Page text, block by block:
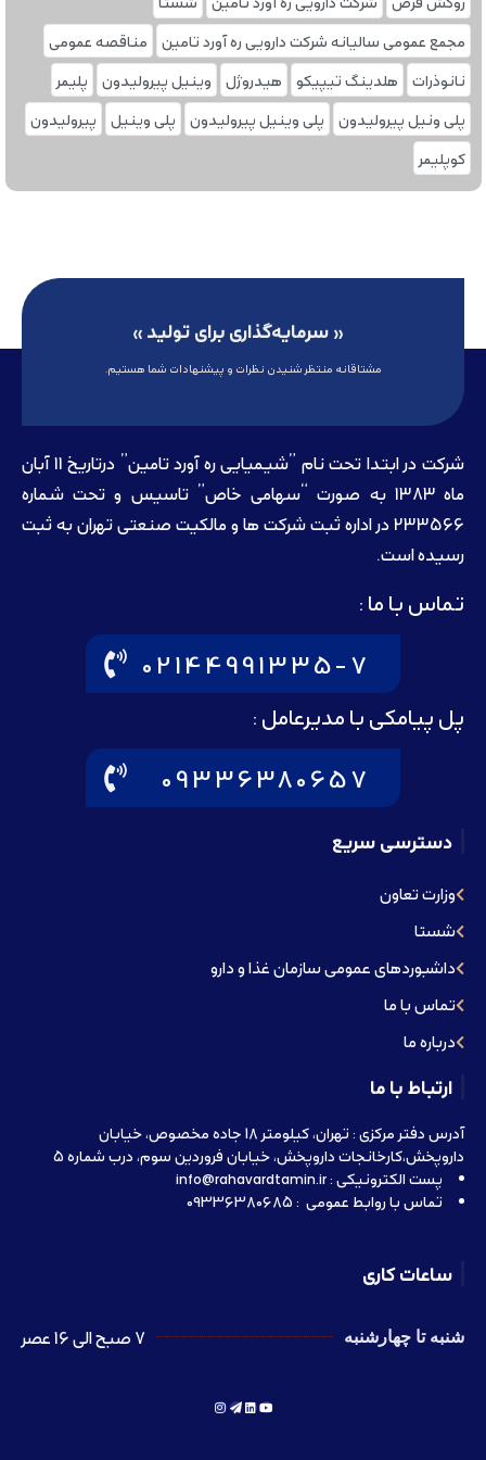
مجمع عمومی سالیانه شرکت دارویی ره آورد تامین
مناقصه عمومی
نانوذرات
هلدینگ تیپیکو هیدروژل وینیل پیرولیدون
پلیمر
پلی ونیل پیرولیدون
پلی وینیل پیرولیدون پلی‌ وینیل
پیرولیدون
کوپلیمر
« سرمایه‌گذاری برای تولید »
مشتاقانه منتظر شنیدن نظرات و پیشنهادات شما هستیم.
شرکت در ابتدا تحت نام ”شیمیایی ره آورد تامين” درتاريخ 11 آبان
ماه 1383 به صورت “سهامی خاص” تاسيس و تحت شماره
233566 در اداره ثبت شرکت ها و مالکيت صنعتی تهران به ثبت
رسيده است.
تماس با ما :
02144991335-7
پل پیامکی با مدیرعامل :
09336380657
دسترسی سریع
وزارت تعاون
شستا
داشبوردهای عمومی سازمان غذا و دارو
تماس با ما
درباره ما
ارتباط با ما
آدرس دفتر مرکزی : تهران، کیلومتر 18 جاده مخصوص، خیابان
داروپخش،کارخانجات داروپخش، خیابان فروردین سوم، درب شماره 5
پست الکترونیکی : info@rahavardtamin.ir
تماس با روابط عمومی : 09336380685
ساعات کاری
شنبه تا چهارشنبه 7 صبح الی 16 عصر